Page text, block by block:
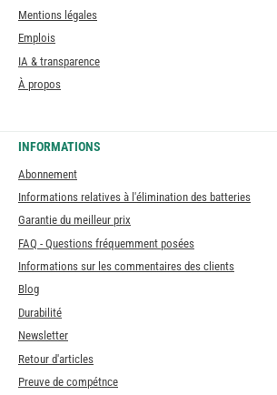
Mentions légales
Emplois
IA & transparence
À propos
INFORMATIONS
Abonnement
Informations relatives à l'élimination des batteries
Garantie du meilleur prix
FAQ - Questions fréquemment posées
Informations sur les commentaires des clients
Blog
Durabilité
Newsletter
Retour d'articles
Preuve de compétnce